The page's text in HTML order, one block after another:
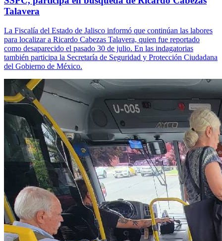
Talavera
La Fiscalía del Estado de Jalisco informó que continúan las labores
para localizar a Ricardo Cabezas Talavera, quien fue reportado
como desaparecido el pasado 30 de julio. En las indagatorias
también participa la Secretaría de Seguridad y Protección Ciudadana
del Gobierno de México.